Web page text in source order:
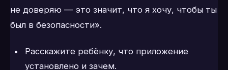
не доверяю — это значит, что я хочу, чтобы ты
был в безопасности».
Расскажите ребёнку, что приложение
установлено и зачем.